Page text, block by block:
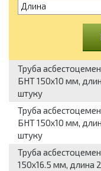
Длина
Труба
БНТ 150x10 мм,
штуку
Труба
БНТ 150x10 мм,
штуку
Труба
150x16.5 мм, длина